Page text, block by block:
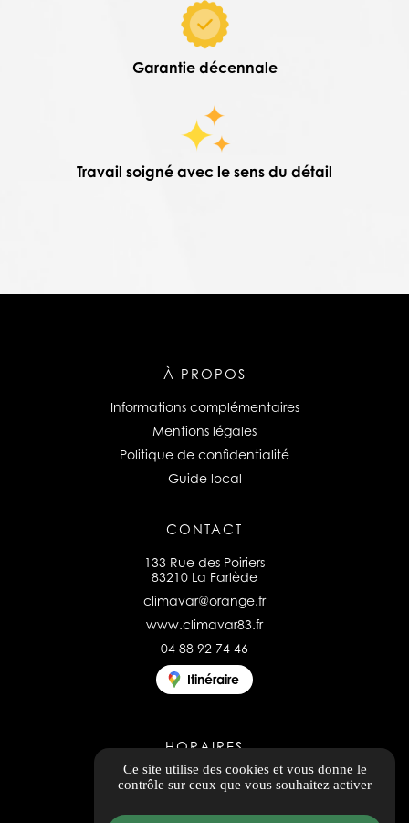
Garantie décennale
Travail soigné avec le sens du détail
À PROPOS
Informations complémentaires
Mentions légales
Politique de confidentialité
Guide local
CONTACT
133 Rue des Poiriers
83210 La Farlède
climavar@orange.fr
www.climavar83.fr
04 88 92 74 46
Itinéraire
HORAIRES
Ouvert du lundi au vendredi
8h00 - 12h00 / 14h00 - 17h00
Ce site utilise des cookies et vous donne le
contrôle sur ceux que vous souhaitez activer